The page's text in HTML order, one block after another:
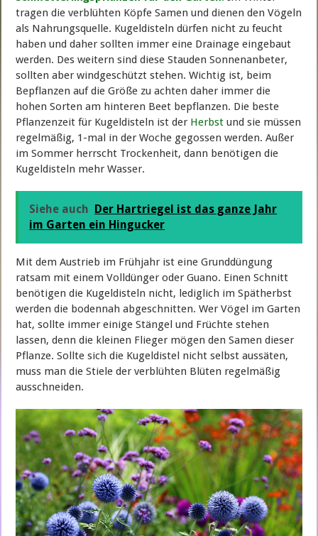
tragen die verblühten Köpfe Samen und dienen den Vögeln
als Nahrungsquelle. Kugeldisteln dürfen nicht zu feucht
haben und daher sollten immer eine Drainage eingebaut
werden. Des weitern sind diese Stauden Sonnenanbeter,
sollten aber windgeschützt stehen. Wichtig ist, beim
Bepflanzen auf die Größe zu achten daher immer die
hohen Sorten am hinteren Beet bepflanzen. Die beste
Pflanzenzeit für Kugeldisteln ist der Herbst und sie müssen
regelmäßig, 1-mal in der Woche gegossen werden. Außer
im Sommer herrscht Trockenheit, dann benötigen die
Kugeldisteln mehr Wasser.
Siehe auch Der Hartriegel ist das ganze Jahr
im Garten ein Hingucker
Mit dem Austrieb im Frühjahr ist eine Grunddüngung
ratsam mit einem Volldünger oder Guano. Einen Schnitt
benötigen die Kugeldisteln nicht, lediglich im Spätherbst
werden die bodennah abgeschnitten. Wer Vögel im Garten
hat, sollte immer einige Stängel und Früchte stehen
lassen, denn die kleinen Flieger mögen den Samen dieser
Pflanze. Sollte sich die Kugeldistel nicht selbst aussäten,
muss man die Stiele der verblühten Blüten regelmäßig
ausschneiden.